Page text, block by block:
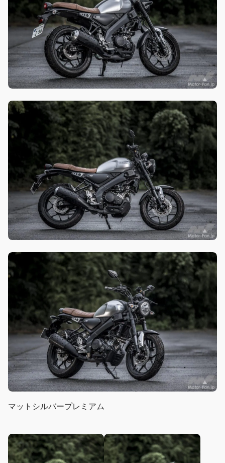
マットシルバープレミアム